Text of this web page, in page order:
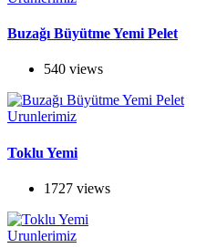
Buzağı Büyütme Yemi Pelet
540 views
Urunlerimiz
Toklu Yemi
1727 views
Urunlerimiz